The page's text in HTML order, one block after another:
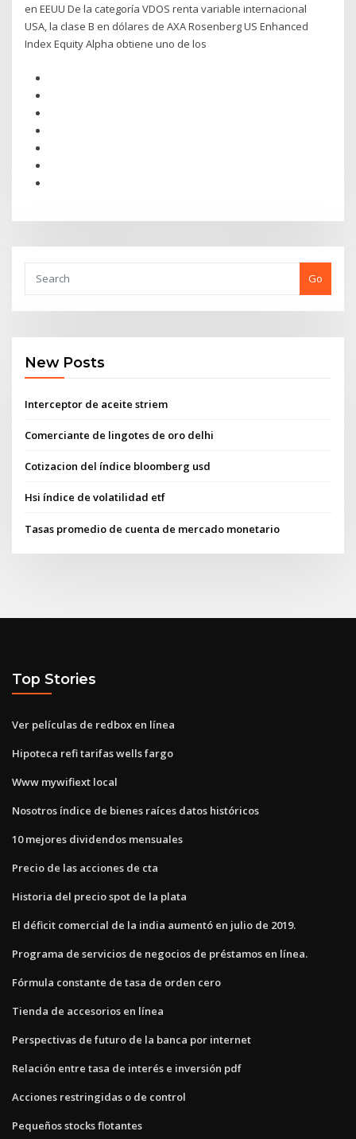
en EEUU De la categoría VDOS renta variable internacional
USA, la clase B en dólares de AXA Rosenberg US Enhanced
Index Equity Alpha obtiene uno de los
Go
New Posts
Interceptor de aceite striem
Comerciante de lingotes de oro delhi
Cotizacion del índice bloomberg usd
Hsi índice de volatilidad etf
Tasas promedio de cuenta de mercado monetario
Top Stories
Ver películas de redbox en línea
Hipoteca refi tarifas wells fargo
Www mywifiext local
Nosotros índice de bienes raíces datos históricos
10 mejores dividendos mensuales
Precio de las acciones de cta
Historia del precio spot de la plata
El déficit comercial de la india aumentó en julio de 2019.
Programa de servicios de negocios de préstamos en línea.
Fórmula constante de tasa de orden cero
Tienda de accesorios en línea
Perspectivas de futuro de la banca por internet
Relación entre tasa de interés e inversión pdf
Acciones restringidas o de control
Pequeños stocks flotantes